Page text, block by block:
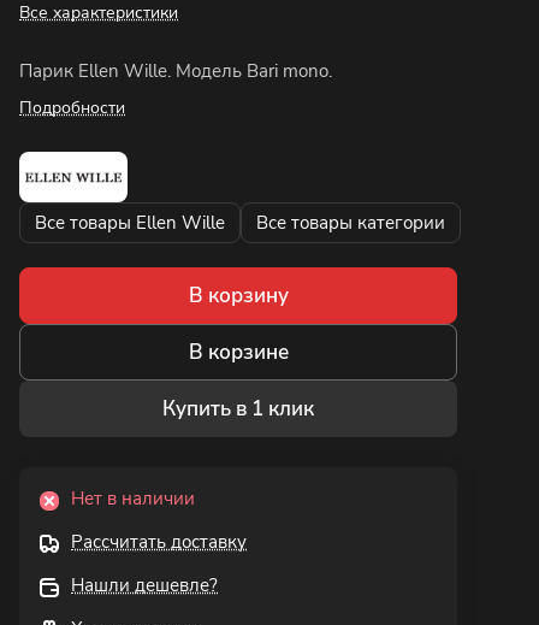
Все характеристики
Парик Ellen Wille. Модель Bari mono.
Подробности
Все товары Ellen Wille Все товары категории
В корзину
В корзине
Купить в 1 клик
Нет в наличии
Рассчитать доставку
Нашли дешевле?